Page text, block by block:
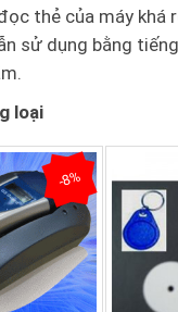
thẻ của máy khá
sử dụng bằng
loại
-8%